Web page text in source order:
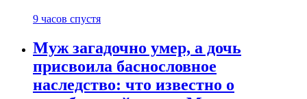
9 часов спустя
Муж загадочно умер, а дочь
присвоила баснословное
наследство: что известно о